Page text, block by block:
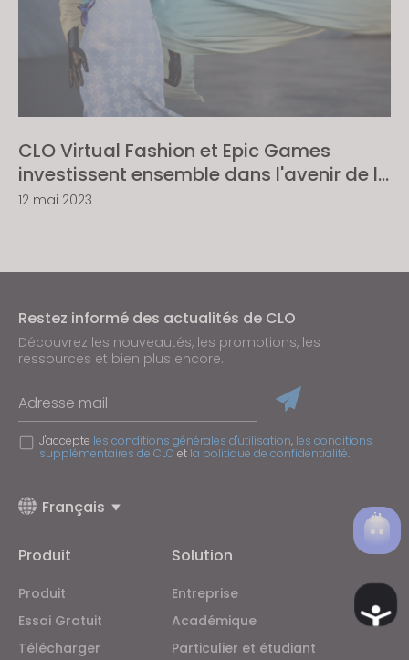
CLO Virtual Fashion et Epic Games
investissent ensemble dans l'avenir de la
mode numérique
12 mai 2023
Restez informé des actualités de CLO
Découvrez les nouveautés, les promotions, les
ressources et bien plus encore.
Adresse mail
J'accepte les conditions générales d'utilisation, les conditions
supplémentaires de CLO et la politique de confidentialité.
Français
Produit
Produit
Essai Gratuit
Télécharger
Solution
Entreprise
Académique
Particulier et étudiant